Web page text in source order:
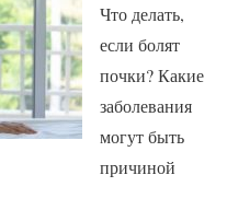
Что делать,
если болят
почки? Какие
заболевания
могут быть
причиной